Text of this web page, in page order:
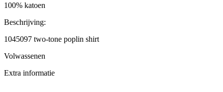
100% katoen
Beschrijving:
1045097 two-tone poplin shirt
Volwassenen
Extra informatie